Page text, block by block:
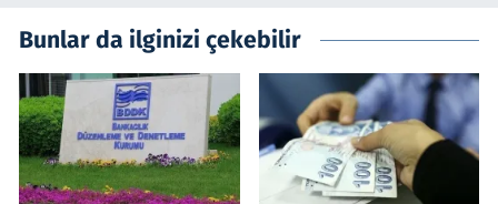
Bunlar da ilginizi çekebilir